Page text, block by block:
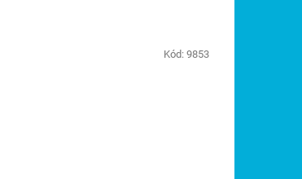
Kód: 9853